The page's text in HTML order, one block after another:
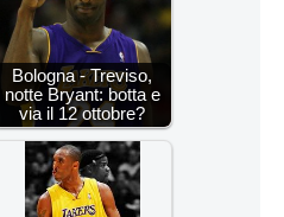
Bologna - Treviso,
notte Bryant: botta e
via il 12 ottobre?